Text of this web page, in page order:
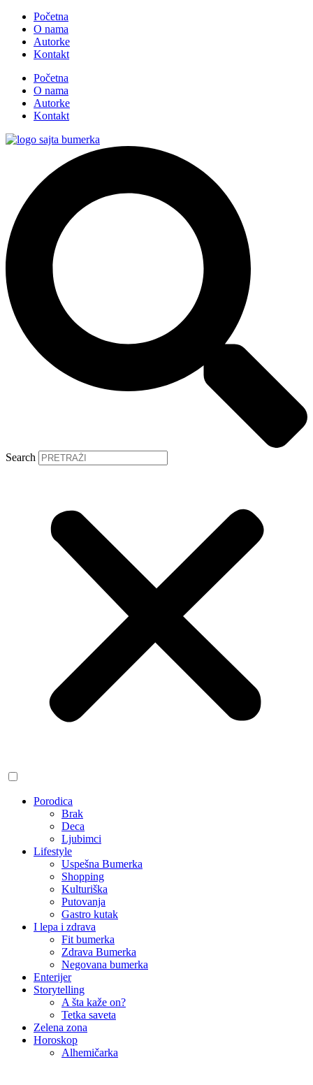
Početna
O nama
Autorke
Kontakt
Početna
O nama
Autorke
Kontakt
Search
Porodica
Brak
Deca
Ljubimci
Lifestyle
Uspešna Bumerka
Shopping
Kulturiška
Putovanja
Gastro kutak
I lepa i zdrava
Fit bumerka
Zdrava Bumerka
Negovana bumerka
Enterijer
Storytelling
A šta kaže on?
Tetka saveta
Zelena zona
Horoskop
Alhemičarka